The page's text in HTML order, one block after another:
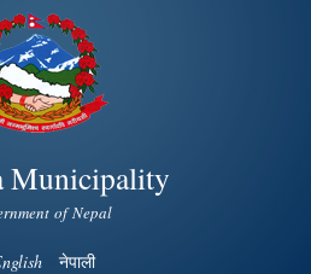
Municipality
of Nepal
नेपाली